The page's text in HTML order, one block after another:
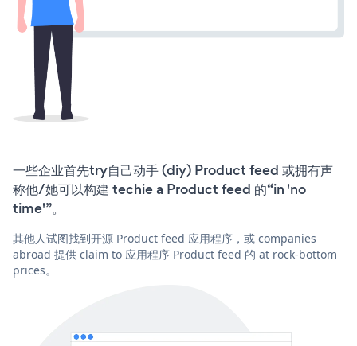
一些企业首先try自己动手 (diy) Product feed 或拥有声
称他/她可以构建 techie a Product feed 的“in 'no
time'”。
其他人试图找到开源 Product feed 应用程序，或 companies
abroad 提供 claim to 应用程序 Product feed 的 at rock-bottom
prices。